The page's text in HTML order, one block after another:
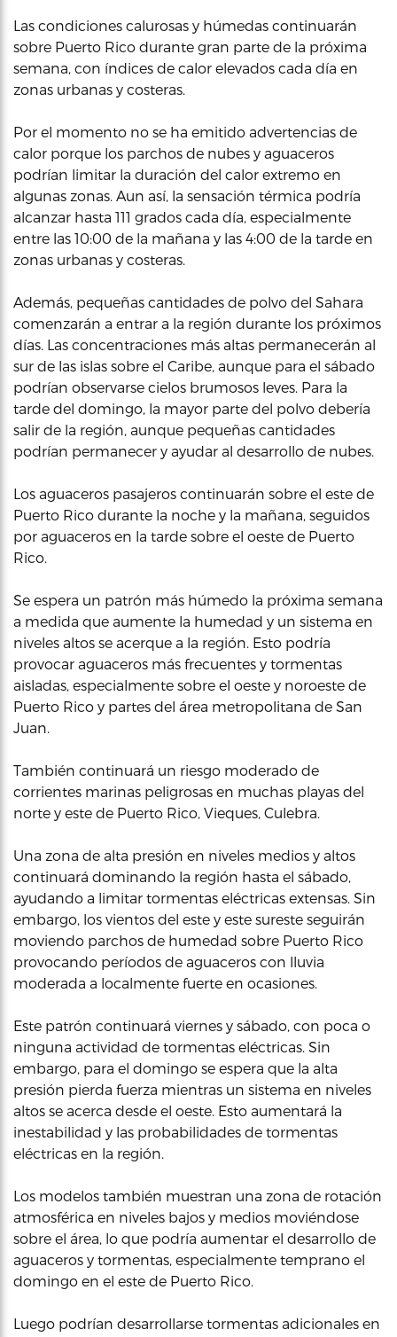
Las condiciones calurosas y húmedas continuarán
sobre Puerto Rico durante gran parte de la próxima
semana, con índices de calor elevados cada día en
zonas urbanas y costeras.
Por el momento no se ha emitido advertencias de
calor porque los parchos de nubes y aguaceros
podrían limitar la duración del calor extremo en
algunas zonas. Aun así, la sensación térmica podría
alcanzar hasta 111 grados cada día, especialmente
entre las 10:00 de la mañana y las 4:00 de la tarde en
zonas urbanas y costeras.
Además, pequeñas cantidades de polvo del Sahara
comenzarán a entrar a la región durante los próximos
días. Las concentraciones más altas permanecerán al
sur de las islas sobre el Caribe, aunque para el sábado
podrían observarse cielos brumosos leves. Para la
tarde del domingo, la mayor parte del polvo debería
salir de la región, aunque pequeñas cantidades
podrían permanecer y ayudar al desarrollo de nubes.
Los aguaceros pasajeros continuarán sobre el este de
Puerto Rico durante la noche y la mañana, seguidos
por aguaceros en la tarde sobre el oeste de Puerto
Rico.
Se espera un patrón más húmedo la próxima semana
a medida que aumente la humedad y un sistema en
niveles altos se acerque a la región. Esto podría
provocar aguaceros más frecuentes y tormentas
aisladas, especialmente sobre el oeste y noroeste de
Puerto Rico y partes del área metropolitana de San
Juan.
También continuará un riesgo moderado de
corrientes marinas peligrosas en muchas playas del
norte y este de Puerto Rico, Vieques, Culebra.
Una zona de alta presión en niveles medios y altos
continuará dominando la región hasta el sábado,
ayudando a limitar tormentas eléctricas extensas. Sin
embargo, los vientos del este y este sureste seguirán
moviendo parchos de humedad sobre Puerto Rico
provocando períodos de aguaceros con lluvia
moderada a localmente fuerte en ocasiones.
Este patrón continuará viernes y sábado, con poca o
ninguna actividad de tormentas eléctricas. Sin
embargo, para el domingo se espera que la alta
presión pierda fuerza mientras un sistema en niveles
altos se acerca desde el oeste. Esto aumentará la
inestabilidad y las probabilidades de tormentas
eléctricas en la región.
Los modelos también muestran una zona de rotación
atmosférica en niveles bajos y medios moviéndose
sobre el área, lo que podría aumentar el desarrollo de
aguaceros y tormentas, especialmente temprano el
domingo en el este de Puerto Rico.
Luego podrían desarrollarse tormentas adicionales en